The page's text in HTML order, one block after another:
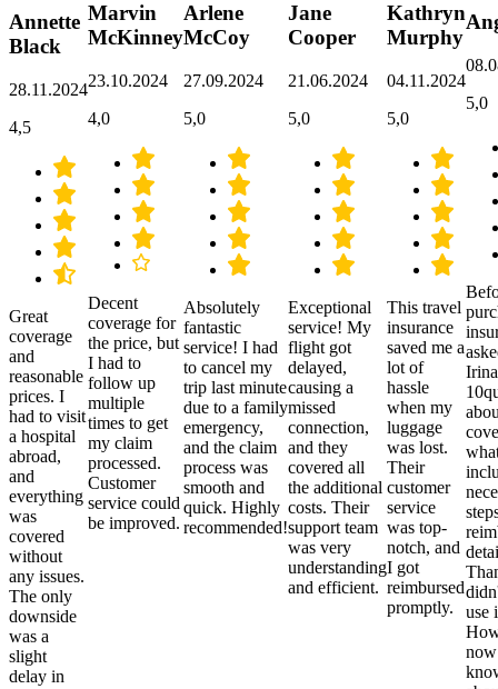
Annette
Black
28.11.2024
4,5
Great
coverage
and
reasonable
prices. I
had to visit
a hospital
abroad,
and
everything
was
covered
without
any issues.
The only
downside
was a
slight
delay in
Marvin
McKinney
23.10.2024
4,0
Decent
coverage for
the price, but
I had to
follow up
multiple
times to get
my claim
processed.
Customer
service could
be improved.
Arlene
McCoy
27.09.2024
5,0
Absolutely
fantastic
service! I had
to cancel my
trip last minute
due to a family
emergency,
and the claim
process was
smooth and
quick. Highly
recommended!
Jane
Cooper
21.06.2024
5,0
Exceptional
service! My
flight got
delayed,
causing a
missed
connection,
and they
covered all
the additional
costs. Their
support team
was very
understanding
and efficient.
Kathryn
Murphy
04.11.2024
5,0
This travel
insurance
saved me a
lot of
hassle
when my
luggage
was lost.
Their
customer
service
was top-
notch, and
I got
reimbursed
promptly.
5,0
use